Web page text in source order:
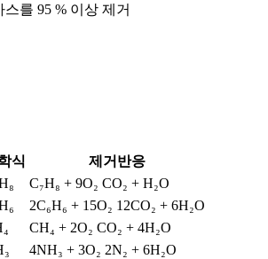
를 95 % 이상 제거
식
제거반응
C₇H₈ + 9O₂ CO₂ + H₂O
2C₆H₆ + 15O₂ 12CO₂ + 6H₂O
CH₄ + 2O₂ CO₂ + 4H₂O
4NH₃ + 3O₂ 2N₂ + 6H₂O